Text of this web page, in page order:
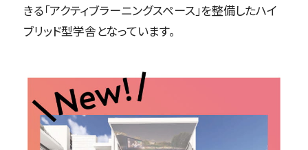
きる「アクティブラーニングスペース」を整備したハイ
ブリッド型学舎となっています。